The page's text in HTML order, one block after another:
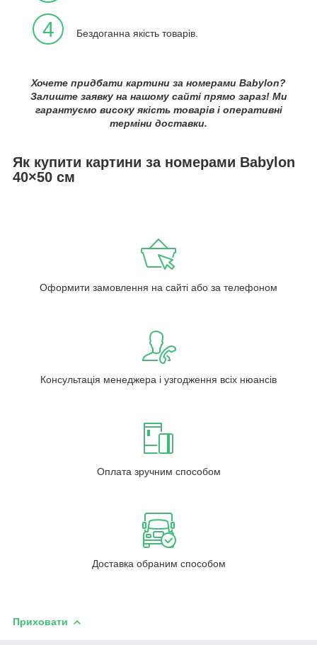
4 Бездоганна якість товарів.
Хочете придбати картини за номерами Babylon?
Залиште заявку на нашому сайті прямо зараз! Ми
гарантуємо високу якість товарів і оперативні
терміни доставки.
Як купити картини за номерами Babylon
40×50 см
Оформити замовлення на сайті або за телефоном
Консультація менеджера і узгодження всіх нюансів
Оплата зручним способом
Доставка обраним способом
Приховати